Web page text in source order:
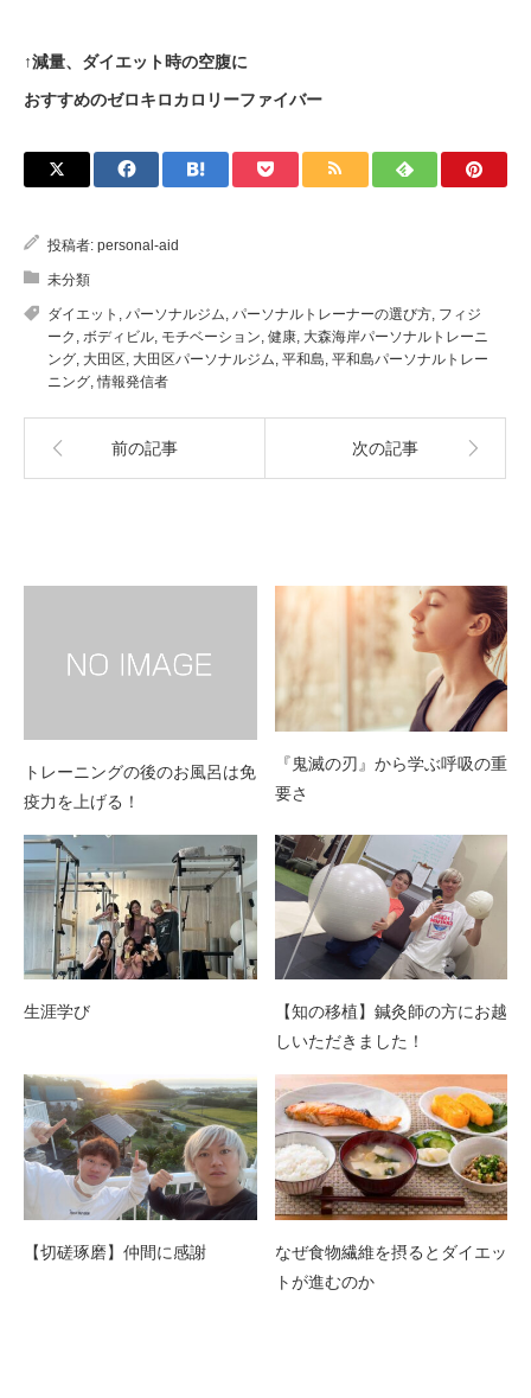
↑減量、ダイエット時の空腹に
おすすめのゼロキロカロリーファイバー
投稿者: personal-aid
未分類
ダイエット , パーソナルジム, パーソナルトレーナーの選び方, フィジ
ーク , ボディビル, モチベーション, 健康, 大森海岸パーソナルトレーニ
ング, 大田区, 大田区パーソナルジム, 平和島, 平和島パーソナルトレー
ニング,情報発信者
前の記事 次の記事
トレーニングの後のお風呂は免
疫力を上げる！
『鬼滅の刃』から学ぶ呼吸の重
要さ
生涯学び
【知の移植】鍼灸師の方にお越
しいただきました！
【切磋琢磨】仲間に感謝
なぜ食物繊維を摂るとダイエッ
トが進むのか